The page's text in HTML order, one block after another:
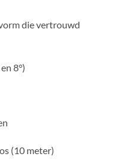
die vertrouwd
8°)
(10 meter)